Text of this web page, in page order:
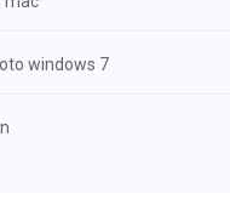
windows 7